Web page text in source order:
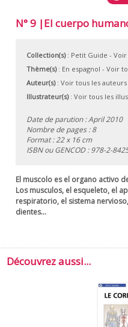
N° 9 |El cuerpo
Collection(s): Petit Guide -
Thème(s): En espagnol - Voir
Auteur(s): Voir tous les auteurs
Illustrateur(s): Voir tous les
Date de parution : April 2010
Nombre de pages : 8
Format : 22 x 16 cm
ISBN ou GENCOD :978-2-
El muscolo es el organo activo
Los musculos, el esqueleto, el
respiratorio, el sistema
dientes...
Découvrez aussi...